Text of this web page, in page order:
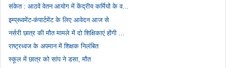
संकेत : आठवें वेतन आयोग में केंद्रीय कर्मियों के व...
इम्प्रूवमेंट-कंपार्टमेंट के लिए आवेदन आज से
नर्सरी छात्र की मौत मामले में दो शिक्षिकाएं होंगी ...
राष्ट्रध्वज के अपमान में शिक्षक निलंबित
स्कूल में छात्र को सांप ने डसा, मौत